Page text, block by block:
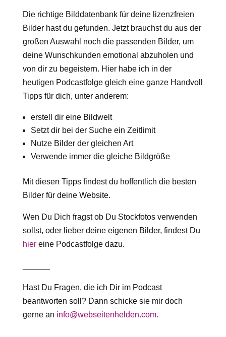
Die richtige Bilddatenbank für deine lizenzfreien
Bilder hast du gefunden. Jetzt brauchst du aus der
großen Auswahl noch die passenden Bilder, um
deine Wunschkunden emotional abzuholen und
von dir zu begeistern. Hier habe ich in der
heutigen Podcastfolge gleich eine ganze Handvoll
Tipps für dich, unter anderem:
erstell dir eine Bildwelt
Setzt dir bei der Suche ein Zeitlimit
Nutze Bilder der gleichen Art
Verwende immer die gleiche Bildgröße
Mit diesen Tipps findest du hoffentlich die besten
Bilder für deine Website.
Wen Du Dich fragst ob Du Stockfotos verwenden
sollst, oder lieber deine eigenen Bilder, findest Du
hiereine Podcastfolge dazu.
Hast Du Fragen, die ich Dir im Podcast
beantworten soll? Dann schicke sie mir doch
gerne an info@webseitenhelden.com.